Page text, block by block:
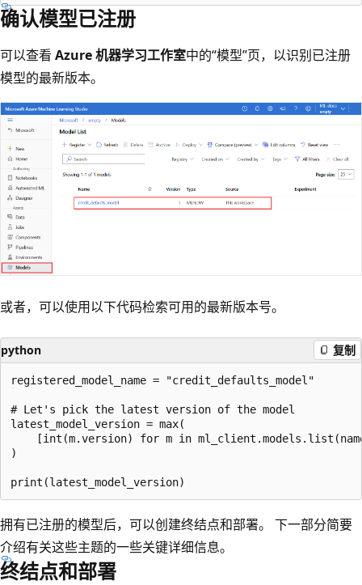
确认模型已注册
可以查看 Azure 机器学习工作室中的“模型”页，以识别已注册
模型的最新版本。
或者，可以使用以下代码检索可用的最新版本号。
python 复制
registered_model_name = "credit_defaults_model"
# Let's pick the latest version of the model
latest_model_version = max(
[int(m.version) for m in
)
拥有已注册的模型后，可以创建终结点和部署。 下一部分简要
介绍有关这些主题的一些关键详细信息。
终结点和部署